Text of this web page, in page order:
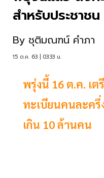
สำหรับประชาชน
By ชุติมณฑน์ คำภา
15 ต.ค. 63 | 03:33 น.
พรุ่งนี้ 16 ต.ค. เ
ทะเบียนคนละครึ่
เกิน 10 ล้านคน